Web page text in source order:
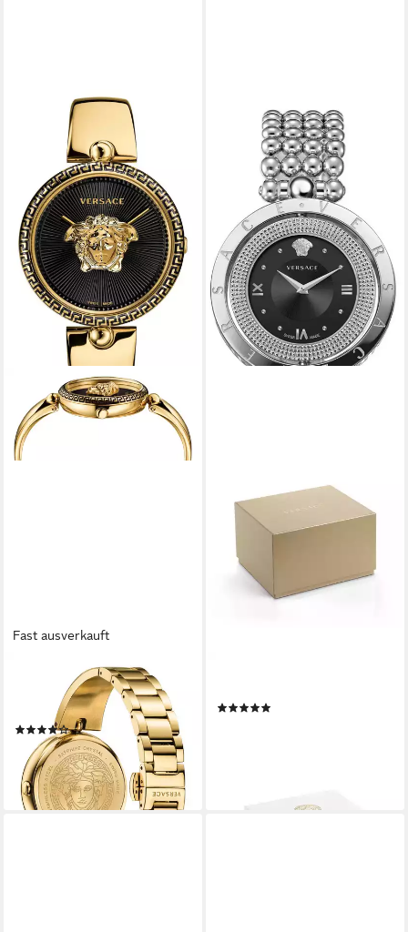
Fast ausverkauft
Schweizer Uhr Palazzo
Empire
(14)
ab 699,00 € UVP 1.410,00 €
-50%
lieferbar - in 2-3 Werktagen bei dir